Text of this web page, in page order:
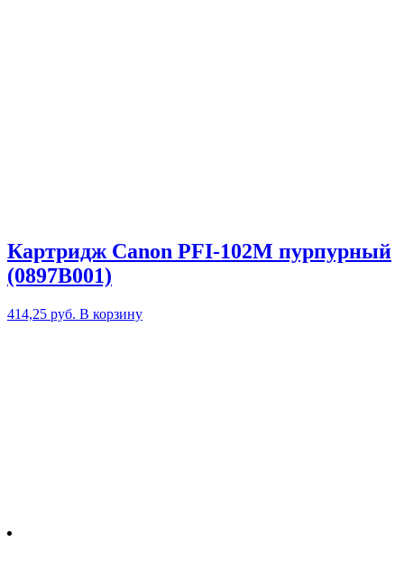
Картридж Canon PFI-102M пурпурный
(0897B001)
414,25 руб. В корзину